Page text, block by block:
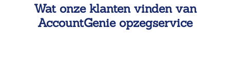
Wat onze klanten vinden van
AccountGenie opzegservice